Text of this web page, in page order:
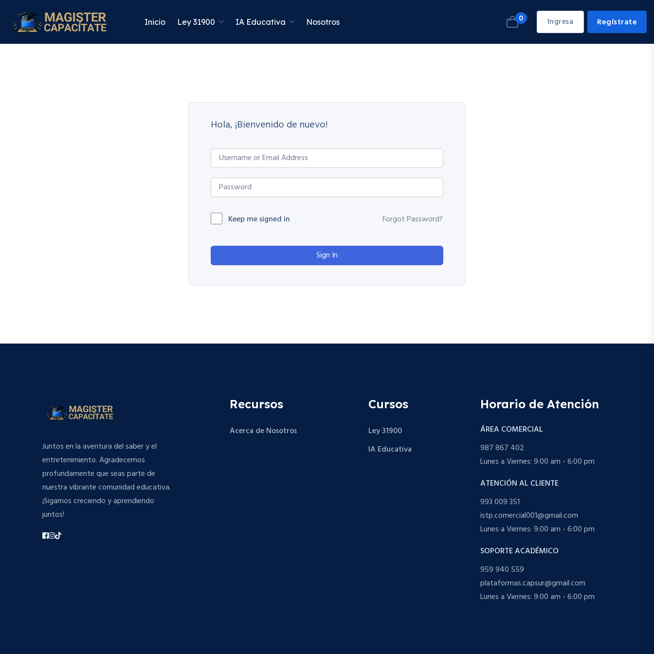
Inicio Ley 31900 IA Educativa Nosotros 0 Ingresa Regístrate
Hola, ¡Bienvenido de nuevo!
Keep me signed in Forgot Password?
Sign In
Juntos en la aventura del saber y el
entretenimiento. Agradecemos
profundamente que seas parte de
nuestra vibrante comunidad educativa.
¡Sigamos creciendo y aprendiendo
juntos!
Recursos
Acerca de Nosotros
Cursos
Ley 31900
IA Educativa
Horario de Atención
ÁREA COMERCIAL
987 867 402
Lunes a Viernes: 9:00 am - 6:00 pm
ATENCIÓN AL CLIENTE
993 009 351
istp.comercial001@gmail.com
Lunes a Viernes: 9:00 am - 6:00 pm
SOPORTE ACADÉMICO
959 940 559
plataformas.capsur@gmail.com
Lunes a Viernes: 9:00 am - 6:00 pm